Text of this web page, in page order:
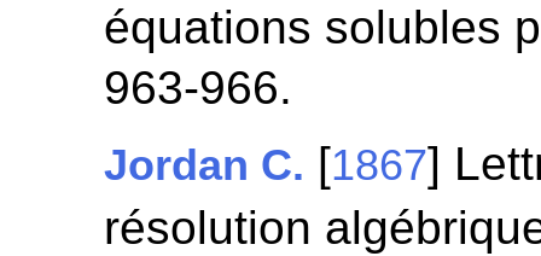
équations solubles
963-966.
Jordan C. [1867]
résolution